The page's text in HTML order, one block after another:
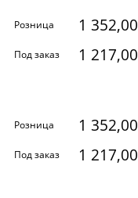
Розница 1 352,00
Под заказ 1 217,00
Розница 1 352,00
Под заказ 1 217,00